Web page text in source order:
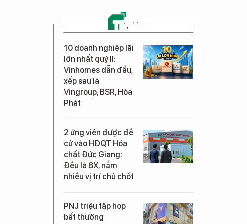
TIN MỚI
10 doanh nghiệp lãi
lớn nhất quý II:
Vinhomes dẫn đầu,
xếp sau là
Vingroup, BSR, Hòa
Phát
2 ứng viên được đề
cử vào HĐQT Hóa
chất Đức Giang:
Đều là 8X, nắm
nhiều vị trí chủ chốt
PNJ triệu tập họp
bất thường